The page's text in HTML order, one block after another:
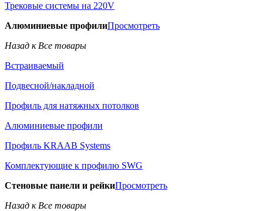
Трековые системы на 220V
Алюминиевые профилиПросмотреть
Назад к Все товары
Встраиваемый
Подвесной/накладной
Профиль для натяжных потолков
Алюминиевые профили
Профиль KRAAB Systems
Комплектующие к профилю SWG
Стеновые панели и рейкиПросмотреть
Назад к Все товары